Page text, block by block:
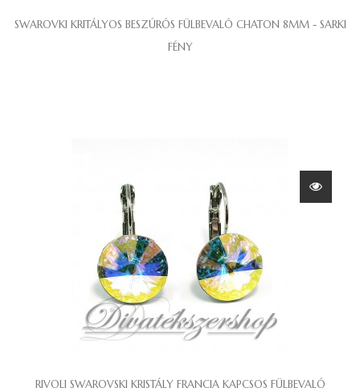
SWAROVKI KRITÁLYOS BESZÚRÓS FÜLBEVALÓ CHATON 8MM - SARKI
FÉNY
RIVOLI SWAROVSKI KRISTÁLY FRANCIA KAPCSOS FÜLBEVALÓ